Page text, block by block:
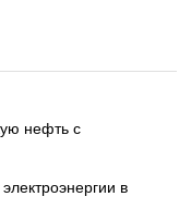
нефть с
в